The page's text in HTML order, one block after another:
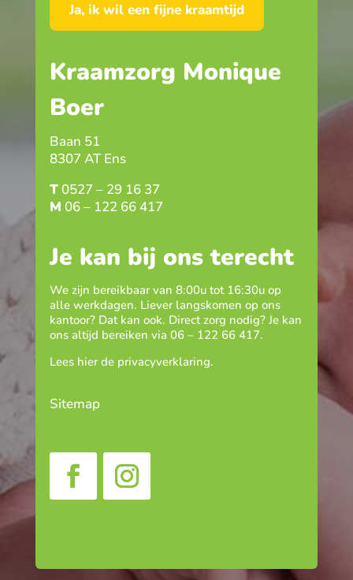
Ja, ik wil een fijne kraamtijd
Kraamzorg Monique
Boer
Baan 51
8307 AT Ens
T 0527 – 29 16 37
M 06 – 122 66 417
Je kan bij ons terecht
We zijn bereikbaar van 8:00u tot 16:30u op
alle werkdagen. Liever langskomen op ons
kantoor? Dat kan ook. Direct zorg nodig? Je kan
ons altijd bereiken via 06 – 122 66 417.
Lees hier de privacyverklaring.
Sitemap